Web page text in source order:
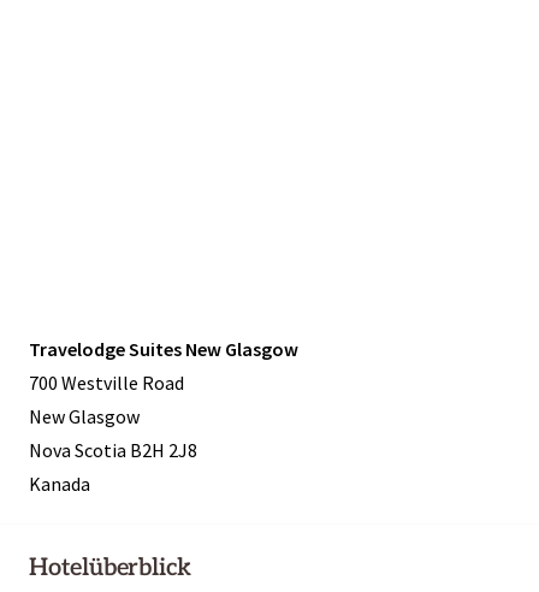
Travelodge Suites New Glasgow
700 Westville Road
New Glasgow
Nova Scotia B2H 2J8
Kanada
Hotelüberblick